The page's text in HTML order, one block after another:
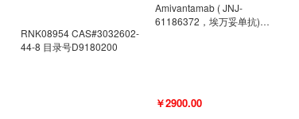
RNK08954 CAS#3032602-
44-8 目录号D9180200
Amivantamab ( JNJ-
61186372，埃万妥单抗)
￥2900.00